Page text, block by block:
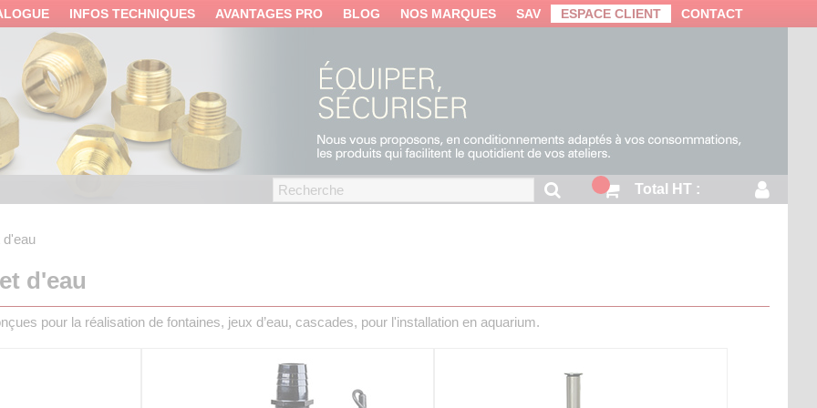
INFOS TECHNIQUES AVANTAGES PRO BLOG NOS MARQUES SAV ESPACE CLIENT CONTACT
Total HT :
d'eau
d'eau
pour la réalisation de fontaines, jeux d’eau, cascades, pour l'installation en aquarium.